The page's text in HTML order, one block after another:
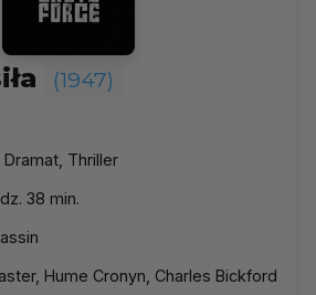
(1947)
Dramat, Thriller
38 min.
Hume Cronyn, Charles Bickford